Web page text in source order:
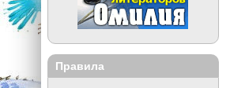
Правила